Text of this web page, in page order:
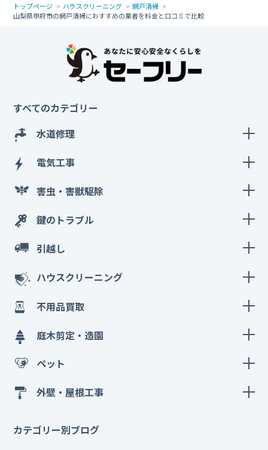
トップページ ハウスクリーニング
網戸清掃
山梨県甲府市の網戸清掃におすすめの業者を料金と口コミで比較
すべてのカテゴリー
水道修理
電気工事
害虫・害獣駆除
鍵のトラブル
引越し
ハウスクリーニング
不用品買取
庭木剪定・造園
ペット
外壁・屋根工事
カテゴリー別ブログ